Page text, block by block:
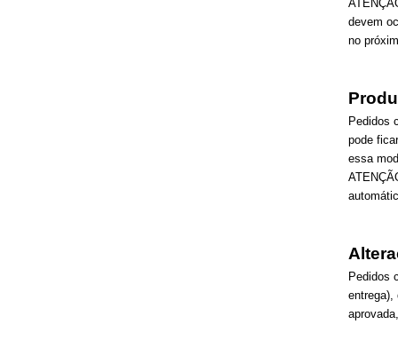
devem
no
Pedidos
pode
essa
Pedidos
entrega),